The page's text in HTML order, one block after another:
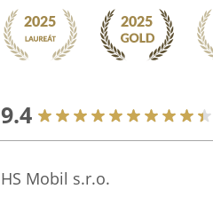
9.4
HS Mobil s.r.o.